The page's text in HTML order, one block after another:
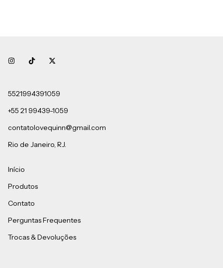
5521994391059
+55 21 99439-1059
contatolovequinn@gmail.com
Rio de Janeiro, RJ.
Início
Produtos
Contato
Perguntas Frequentes
Trocas & Devoluções